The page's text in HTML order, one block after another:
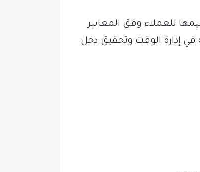
للعملاء وفق المعايير
في إدارة الوقت وتحقيق دخل